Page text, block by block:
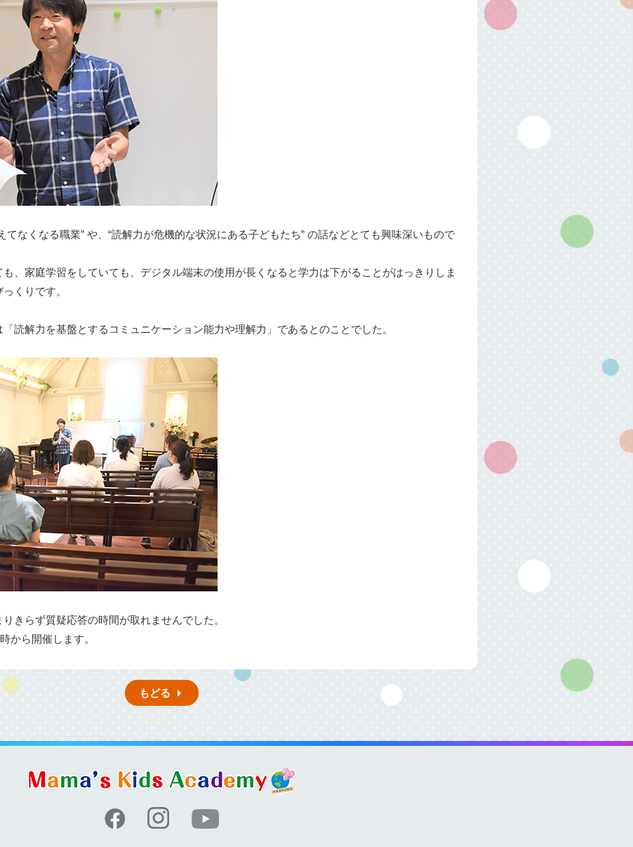
てなくなる職業” や、“読解力が危機的な状況にある子どもたち” の話などとても興味深いもので
、家庭学習をしていても、デジタル端末の使用が長くなると学力は下がることがはっきりしま
くりです。
読解力を基盤とするコミュニケーション能力や理解力」であるとのことでした。
きらず質疑応答の時間が取れませんでした。
から開催します。
もどる